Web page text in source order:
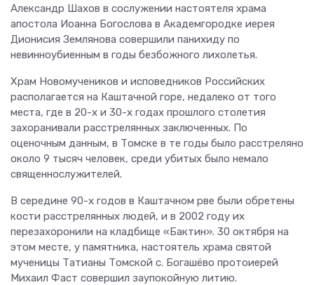
Александр Шахов в сослужении настоятеля храма
апостола Иоанна Богослова в Академгородке иерея
Дионисия Землянова совершили панихиду по
невинноубиенным в годы безбожного лихолетья.
Храм Новомучеников и исповедников Российских
располагается на Каштачной горе, недалеко от того
места, где в 20-х и 30-х годах прошлого столетия
захоранивали расстрелянных заключенных. По
оценочным данным, в Томске в те годы было расстреляно
около 9 тысяч человек, среди убитых было немало
священнослужителей.
В середине 90-х годов в Каштачном рве были обретены
кости расстрелянных людей, и в 2002 году их
перезахоронили на кладбище «Бактин». 30 октября на
этом месте, у памятника, настоятель храма святой
мученицы Татианы Томской с. Богашёво протоиерей
Михаил Фаст совершил заупокойную литию.